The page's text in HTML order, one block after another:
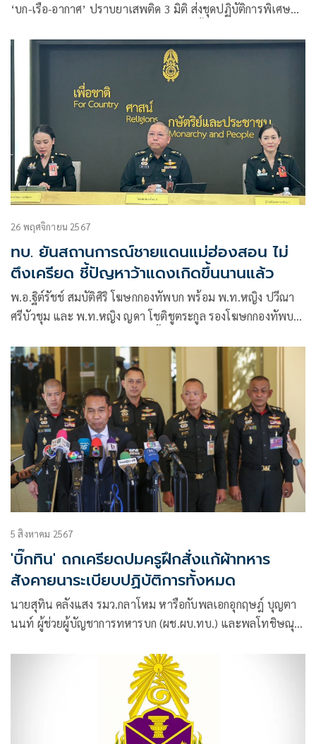
‘บก-เรือ-อากาศ’ ปราบยาเสพติด 3 มิติ ส่งชุดปฏิบัติการพิเศษ
ชายแดน-ปิดทางสารตั้งต้น
26 พฤศจิกายน 2567
ทบ. ยันสถานการณ์ชายแดนแม่ฮ่องสอน ไม่
ตึงเครียด ชี้ปัญหาว้าแดงเกิดขึ้นนานแล้ว
พ.อ.ฐิต์รัชช์ สมบัติศิริ โฆษกกองทัพบก พร้อม พ.ท.หญิง ปวีณา
ศรีบัวชุม และ พ.ท.หญิง ญดา โชติชูตระกูล รองโฆษกกองทัพบก
โดยมีพล.อ.พนา แคล้วปลอดทุกข์ ผู้บัญชาการทหารบก
5 สิงหาคม 2567
'บิ๊กทิน' ถกเครียดปมครูฝึกสั่งแก้ผ้าทหาร
สังคายนาระเบียบปฏิบัติการทั้งหมด
นายสุทิน คลังแสง รมว.กลาโหม หารือกับพลเอกอุกฤษฎ์ บุญตา
นนท์ ผู้ช่วยผู้บัญชาการทหารบก (ผช.ผบ.ทบ.) และพลโทชิษณุ
กรมกิจการพลเรือนทหารบก กรณีการลงโทษ